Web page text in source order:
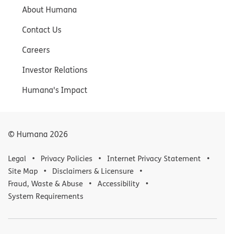
About Humana
Contact Us
Careers
Investor Relations
Humana's Impact
© Humana 2026
Legal Privacy Policies
Internet Privacy Statement
Site Map
Disclaimers & Licensure
Fraud, Waste & Abuse
Accessibility
System Requirements